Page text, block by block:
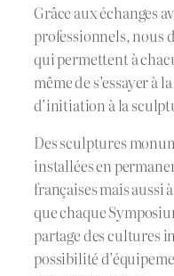
Grâce aux échanges
professionnels, nous
qui permettent à
même de s’essayer à
d’initiation à la
Des sculptures
installées en
françaises mais aussi
que chaque
partage des cultures
possibilité